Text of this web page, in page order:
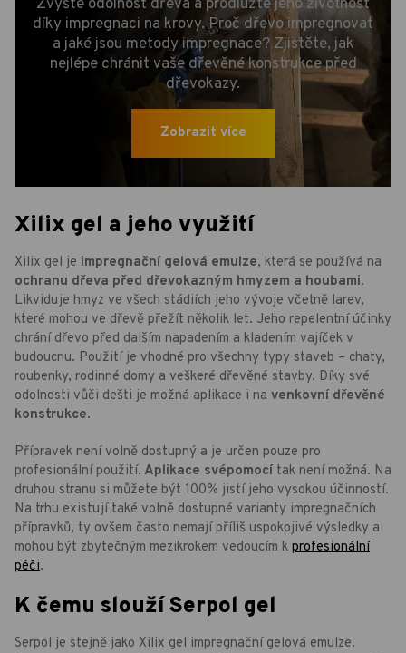
Zvyšte odolnost dřeva a prodlužte jeho životnost
díky impregnaci na krovy. Proč dřevo impregnovat
a jaké jsou metody impregnace? Zjistěte, jak
nejlépe chránit vaše dřevěné konstrukce před
dřevokazy.
Zobrazit více
Xilix gel a jeho využití
Xilix gel je impregnační gelová emulze, která se používá na
ochranu dřeva před dřevokazným hmyzem a houbami.
Likviduje hmyz ve všech stádiích jeho vývoje včetně larev,
které mohou ve dřevě přežít několik let. Jeho repelentní účinky
chrání dřevo před dalším napadením a kladením vajíček v
budoucnu. Použití je vhodné pro všechny typy staveb – chaty,
roubenky, rodinné domy a veškeré dřevěné stavby. Díky své
odolnosti vůči dešti je možná aplikace i na venkovní dřevěné
konstrukce.
Přípravek není volně dostupný a je určen pouze pro
profesionální použití. Aplikace svépomocítak není možná. Na
druhou stranu si můžete být 100% jistí jeho vysokou účinností.
Na trhu existují také volně dostupné varianty impregnačních
přípravků, ty ovšem často nemají příliš uspokojivé výsledky a
mohou být zbytečným mezikrokem vedoucím k profesionální
péči.
K čemu slouží Serpol gel
Serpol je stejně jako Xilix gel impregnační gelová emulze.